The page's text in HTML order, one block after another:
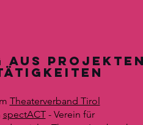
aus
Theaterverband Tirol
spectACT- Verein für